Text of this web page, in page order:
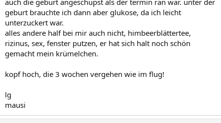
geburt brauchte ich dann aber glukose, da ich leicht
unterzuckert war.
alles andere half bei mir auch nicht, himbeerblättertee,
rizinus, sex, fenster putzen, er hat sich halt noch schön
gemacht mein krümelchen.
kopf hoch, die 3 wochen vergehen wie im flug!
lg
mausi